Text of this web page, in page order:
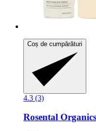
Coș de cumpărături
4.3 (3)
Rosental Organics